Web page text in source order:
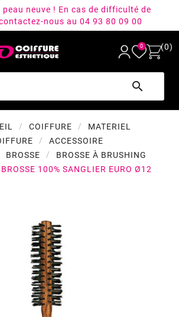
neuve ! En cas de difficulté de
nous au 04 93 80 09 00
0 (0)

COIFFURE
MATERIEL
ACCESSOIRE
BROSSE
BROSSE À BRUSHING
BROSSE 100% SANGLIER EURO Ø12